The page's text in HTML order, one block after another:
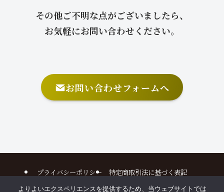
その他ご不明な点がございましたら、
お気軽にお問い合わせください。
お問い合わせフォームへ
プライバシーポリシー 特定商取引法に基づく表記
よりよいエクスペリエンスを提供するため、当ウェブサイトでは